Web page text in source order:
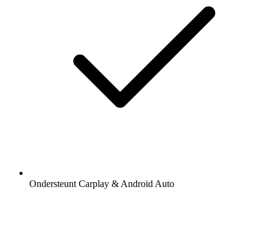
Ondersteunt Carplay & Android Auto